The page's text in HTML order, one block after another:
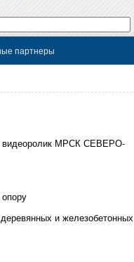
партнеры
видеоролик МРСК СЕВЕРО-
и железобетонных